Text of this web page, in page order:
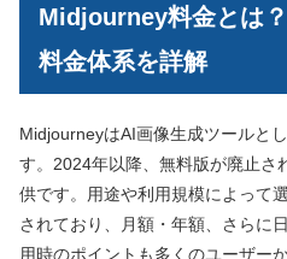
Midjourney料金とは
料金体系を詳解
MidjourneyはAI画像生成ツールと
す。2024年以降、無料版が廃止さ
供です。用途や利用規模によって
されており、月額・年額、さらに
用時のポイントも多くのユーザー